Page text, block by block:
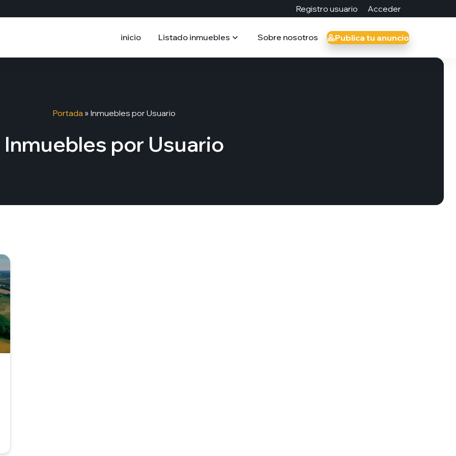
Registro usuario Acceder
inicio Listado inmuebles Sobre nosotros Publica tu anuncio
Portada » Inmuebles por Usuario
Inmuebles por Usuario